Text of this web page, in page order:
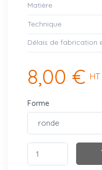
Matière
Technique
Délais de fabrication
8,00 € HT
Forme